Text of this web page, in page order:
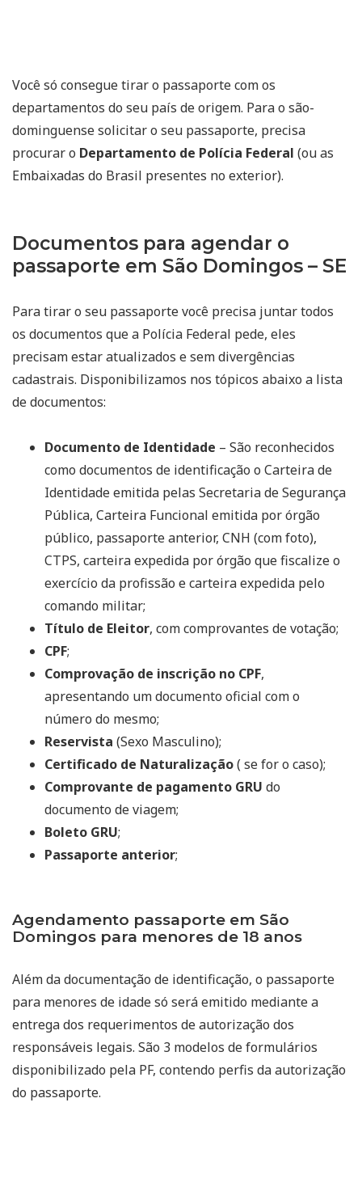
Você só consegue tirar o passaporte com os
departamentos do seu país de origem. Para o são-
dominguense solicitar o seu passaporte, precisa
procurar o Departamento de Polícia Federal (ou as
Embaixadas do Brasil presentes no exterior).
Documentos para agendar o
passaporte em São Domingos – SE
Para tirar o seu passaporte você precisa juntar todos
os documentos que a Polícia Federal pede, eles
precisam estar atualizados e sem divergências
cadastrais. Disponibilizamos nos tópicos abaixo a lista
de documentos:
Documento de Identidade – São reconhecidos
como documentos de identificação o Carteira de
Identidade emitida pelas Secretaria de Segurança
Pública, Carteira Funcional emitida por órgão
público, passaporte anterior, CNH (com foto),
CTPS, carteira expedida por órgão que fiscalize o
exercício da profissão e carteira expedida pelo
comando militar;
Título de Eleitor, com comprovantes de votação;
CPF;
Comprovação de inscrição no CPF,
apresentando um documento oficial com o
número do mesmo;
Reservista (Sexo Masculino);
Certificado de Naturalização( se for o caso);
Comprovante de pagamento GRU do
documento de viagem;
Boleto GRU;
Passaporte anterior;
Agendamento passaporte em São
Domingos para menores de 18 anos
Além da documentação de identificação, o passaporte
para menores de idade só será emitido mediante a
entrega dos requerimentos de autorização dos
responsáveis legais. São 3 modelos de formulários
disponibilizado pela PF, contendo perfis da autorização
do passaporte.